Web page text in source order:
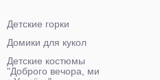
Детские горки
Домики для кукол
Детские костюмы
"Доброго вечора, ми